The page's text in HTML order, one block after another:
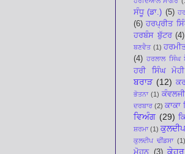
ਸੰਧੂ (ਡਾ.) (5)
(6) ਹਰਪ੍ਰੀਤ
ਹਰਬੰਸ ਬੁੱਟਰ (4)
ਬਣਵੈਤ (1)
(4) ਹਰਲਾਲ ਸਿੰਘ
ਹਰੀ ਸਿੰਘ ਮੋਹੀ
ਬਰਾੜ (12)
ਭੋਤਨਾ (1)
ਦਰਬਾਰ (2) ਕਾਕਾ
ਵਿਅੰਗ (29)
ਸ਼ਰਮਾ (1)
ਕੁਲਦੀਪ ਢੀਂਡਸਾ
ਮੋਹਨ (3)